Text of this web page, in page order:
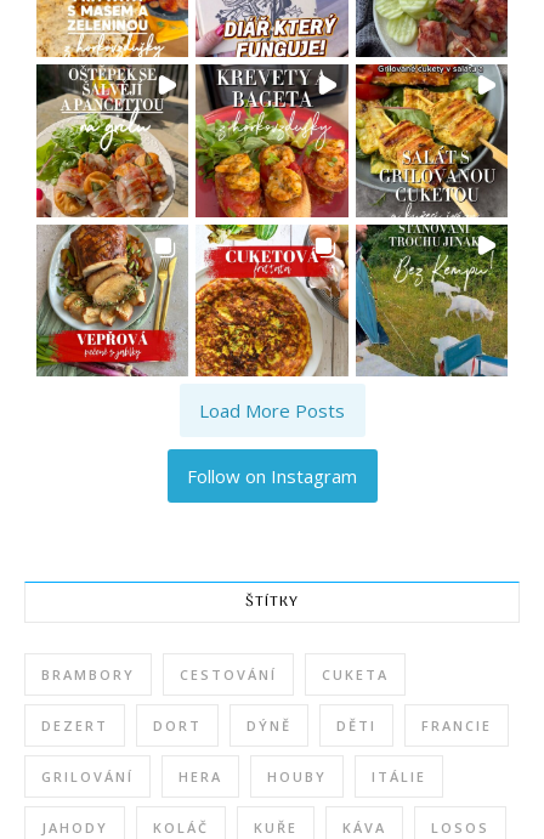
Load More Posts
Follow on Instagram
ŠTÍTKY
BRAMBORY CESTOVÁNÍ CUKETA
DEZERT DORT DÝNĚ DĚTI FRANCIE
GRILOVÁNÍ HERA HOUBY ITÁLIE
JAHODY KOLÁČ KUŘE KÁVA LOSOS